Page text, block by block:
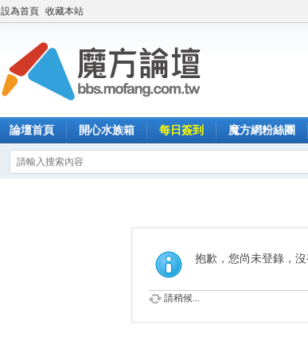
設為首頁 收藏本站
論壇首頁 開心水族箱 每日簽到 魔方網粉絲團
抱歉，您尚未登錄，
請稍候...